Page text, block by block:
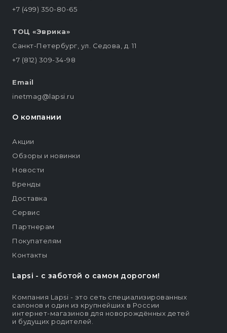
Lapsi - c заботой о самом дорогом!
Компания Lapsi - это сеть специализированных
салонов и один из крупнейших в России
интернет-магазинов для новорождённых детей
и будущих родителей.
+7 (499) 350-80-65
ТОЦ «Эврика»
Санкт-Петербург, ул. Седова, д. 11
+7 (812) 309-34-98
Email
inetmag@lapsi.ru
О компании
Акции
Обзоры и новинки
Новости
Бренды
Доставка
Сервис
Партнерам
Покупателям
Контакты